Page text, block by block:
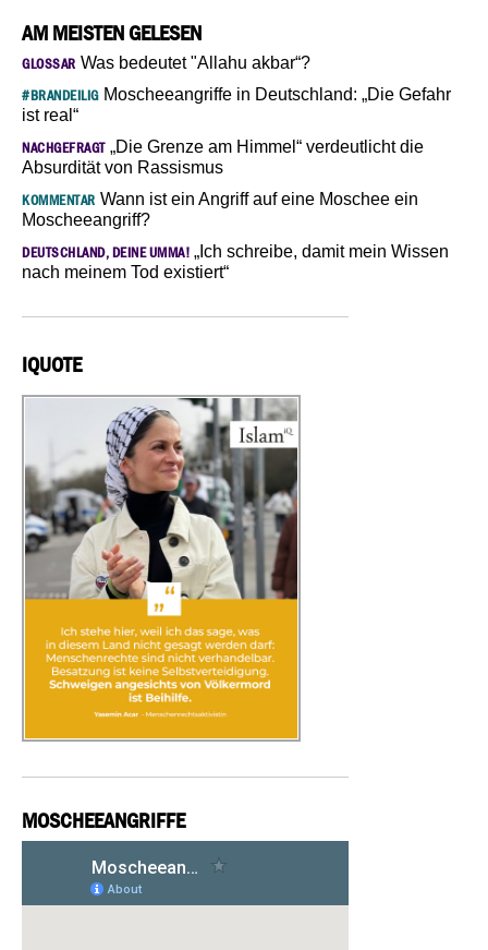
AM MEISTEN GELESEN
GLOSSAR Was bedeutet "Allahu akbar“?
#BRANDEILIGMoscheeangriffe in Deutschland: „Die Gefahr
ist real“
NACHGEFRAGT„Die Grenze am Himmel“ verdeutlicht die
Absurdität von Rassismus
KOMMENTAR Wann ist ein Angriff auf eine Moschee ein
Moscheeangriff?
DEUTSCHLAND, DEINE UMMA! „Ich schreibe, damit mein Wissen
nach meinem Tod existiert“
IQUOTE
MOSCHEEANGRIFFE